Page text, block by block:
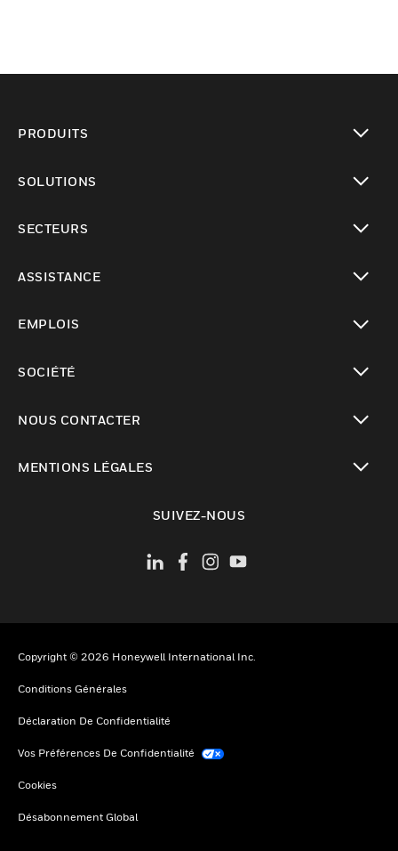
PRODUITS
SOLUTIONS
SECTEURS
ASSISTANCE
EMPLOIS
SOCIÉTÉ
NOUS CONTACTER
MENTIONS LÉGALES
SUIVEZ-NOUS
Copyright © 2026 Honeywell International Inc.
Conditions Générales
Déclaration De Confidentialité
Vos Préférences De Confidentialité
Cookies
Désabonnement Global